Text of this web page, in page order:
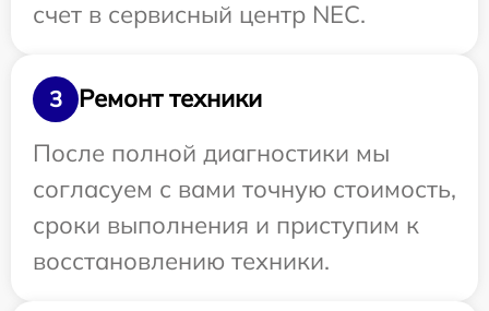
счет в сервисный центр NEC.
3
Ремонт техники
После полной диагностики мы
согласуем с вами точную стоимость,
сроки выполнения и приступим к
восстановлению техники.